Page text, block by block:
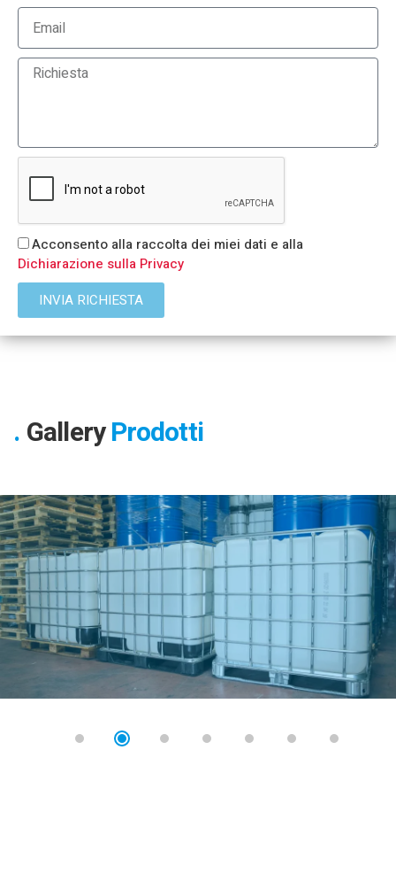
Acconsento alla raccolta dei miei dati e alla
Dichiarazione sulla Privacy
INVIA RICHIESTA
GalleryProdotti